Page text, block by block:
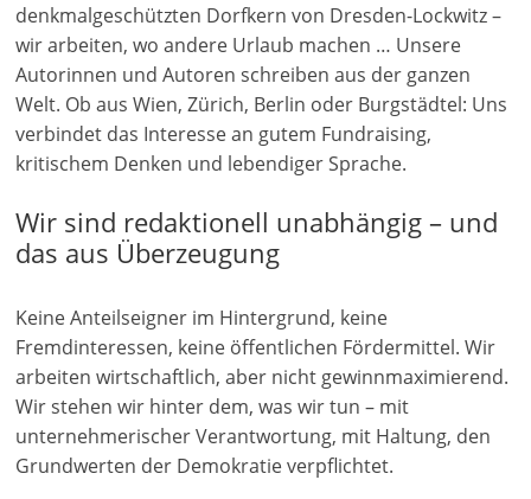
t
u
n
g
denkmalgeschützten Dorfkern von Dresden-Lockwitz –
wir arbeiten, wo andere Urlaub machen … Unsere
Autorinnen und Autoren schreiben aus der ganzen
Welt. Ob aus Wien, Zürich, Berlin oder Burgstädtel: Uns
verbindet das Interesse an gutem Fundraising,
kritischem Denken und lebendiger Sprache.
Wir sind redaktionell unabhängig – und
das aus Überzeugung
Keine Anteilseigner im Hintergrund, keine
Fremdinteressen, keine öffentlichen Fördermittel. Wir
arbeiten wirtschaftlich, aber nicht gewinnmaximierend.
Wir stehen wir hinter dem, was wir tun – mit
unternehmerischer Verantwortung, mit Haltung, den
Grundwerten der Demokratie verpflichtet.